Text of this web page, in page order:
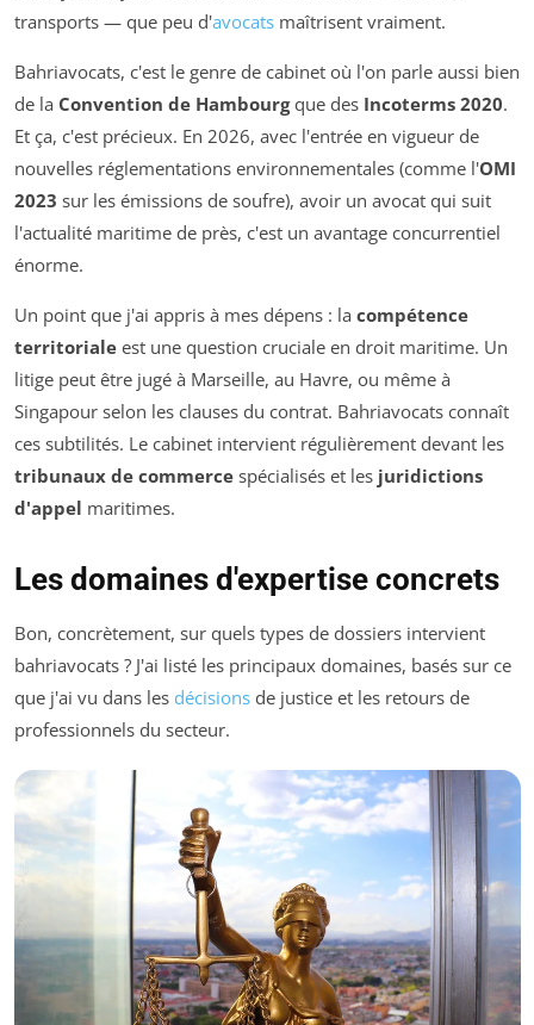
transports — que peu d'avocats maîtrisent vraiment.
Bahriavocats, c'est le genre de cabinet où l'on parle aussi bien
de la Convention de Hambourgque des Incoterms 2020.
Et ça, c'est précieux. En 2026, avec l'entrée en vigueur de
nouvelles réglementations environnementales (comme l'OMI
2023 sur les émissions de soufre), avoir un avocat qui suit
l'actualité maritime de près, c'est un avantage concurrentiel
énorme.
Un point que j'ai appris à mes dépens : la compétence
territoriale est une question cruciale en droit maritime. Un
litige peut être jugé à Marseille, au Havre, ou même à
Singapour selon les clauses du contrat. Bahriavocats connaît
ces subtilités. Le cabinet intervient régulièrement devant les
tribunaux de commerce spécialisés et les juridictions
d'appel maritimes.
Les domaines d'expertise concrets
Bon, concrètement, sur quels types de dossiers intervient
bahriavocats ? J'ai listé les principaux domaines, basés sur ce
que j'ai vu dans les décisions de justice et les retours de
professionnels du secteur.